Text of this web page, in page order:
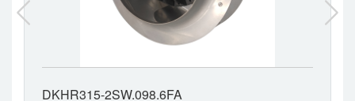
DKHR315-2SW.098.6FA